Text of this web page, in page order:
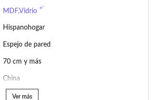
MDF,Vidrio
Hispanohogar
Espejo de pared
70 cm y más
China
Ver más